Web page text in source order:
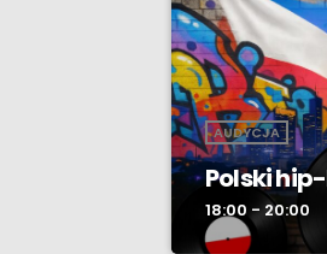
AUDYCJA
Polski
18:00 - 20:00